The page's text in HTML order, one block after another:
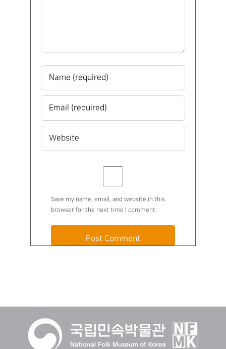
Save my name, email, and website in this
browser for the next time I comment.